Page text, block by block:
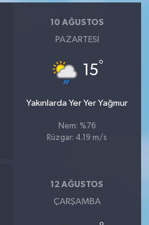
10 AĞUSTOS
PAZARTESI
15°
Yakınlarda Yer Yer Yağmur
Nem: %76
Rüzgar: 4.19 m/s
12 AĞUSTOS
ÇARŞAMBA